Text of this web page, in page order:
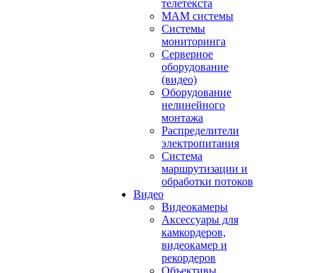
телетекста
MAM системы
Системы
мониторинга
Серверное
оборудование
(видео)
Оборудование
нелинейного
монтажа
Распределители
электропитания
Система
маршрутизации и
обработки потоков
Видео
Видеокамеры
Аксессуары для
камкордеров,
видеокамер и
рекордеров
Объективы